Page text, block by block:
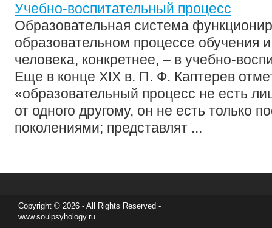
Учебно-воспитательный процесс
Образовательная система
образовательном процессе обучения
человека, конкретнее, – в учебно-
Еще в конце ХIХ в. П. Ф. Каптерев
«образовательный процесс не есть
от одного другому, он не есть только
поколениями; представлят ...
Copyright © 2026 - All Rights Reserved -
www.soulpsyhology.ru